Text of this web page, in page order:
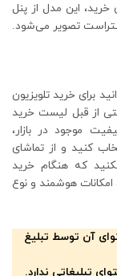
خرید، این مدل از پنل
برای خرید تلویزیون
از قبل لیست خرید
موجود در بازار،
کنید و از تماشای
که هنگام خرید
امکانات هوشمند و نوع
آن توسط تبلیغ
تبلیغاتی ندارد.